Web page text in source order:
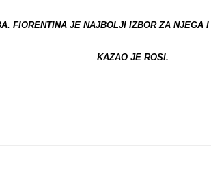
FIORENTINA JE NAJBOLJI IZBOR ZA NJEGA
KAZAO JE ROSI.